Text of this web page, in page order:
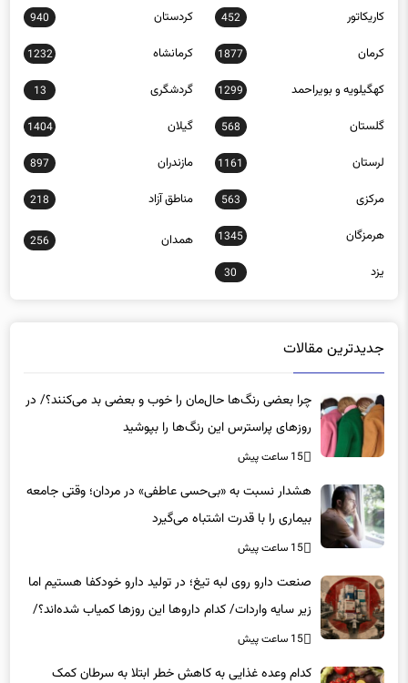
کرمان 1877 کرمانشاه 1232
کهگیلویه و بویراحمد 1299 گردشگری 13
گلستان 568 گیلان 1404
لرستان 1161 مازندران 897
مرکزی 563 مناطق آزاد 218
هرمزگان 1345
256
یزد 30
چرا بعضی رنگ‌ها حال‌مان را خوب و بعضی بد می‌کنند؟/ در
روزهای پراسترس این رنگ‌ها را بپوشید
15 ساعت پیش
هشدار نسبت به «بی‌حسی عاطفی» در مردان؛ وقتی جامعه
بیماری را با قدرت اشتباه می‌گیرد
15 ساعت پیش
صنعت دارو روی لبه تیغ؛ در تولید دارو خودکفا هستیم اما
زیر سایه واردات/ کدام داروها این روزها کمیاب شده‌اند؟/
«کشور سه ماه ذخیره دارویی دارد»
15 ساعت پیش
کدام وعده غذایی به کاهش خطر ابتلا به سرطان کمک
می‌کند؟